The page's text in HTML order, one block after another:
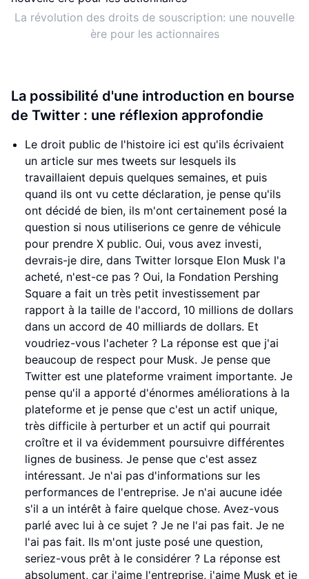
La révolution des droits de souscription: une nouvelle
ère pour les actionnaires
La possibilité d'une introduction en bourse
de Twitter : une réflexion approfondie
Le droit public de l'histoire ici est qu'ils écrivaient
un article sur mes tweets sur lesquels ils
travaillaient depuis quelques semaines, et puis
quand ils ont vu cette déclaration, je pense qu'ils
ont décidé de bien, ils m'ont certainement posé la
question si nous utiliserions ce genre de véhicule
pour prendre X public. Oui, vous avez investi,
devrais-je dire, dans Twitter lorsque Elon Musk l'a
acheté, n'est-ce pas ? Oui, la Fondation Pershing
Square a fait un très petit investissement par
rapport à la taille de l'accord, 10 millions de dollars
dans un accord de 40 milliards de dollars. Et
voudriez-vous l'acheter ? La réponse est que j'ai
beaucoup de respect pour Musk. Je pense que
Twitter est une plateforme vraiment importante. Je
pense qu'il a apporté d'énormes améliorations à la
plateforme et je pense que c'est un actif unique,
très difficile à perturber et un actif qui pourrait
croître et il va évidemment poursuivre différentes
lignes de business. Je pense que c'est assez
intéressant. Je n'ai pas d'informations sur les
performances de l'entreprise. Je n'ai aucune idée
s'il a un intérêt à faire quelque chose. Avez-vous
parlé avec lui à ce sujet ? Je ne l'ai pas fait. Je ne
l'ai pas fait. Ils m'ont juste posé une question,
seriez-vous prêt à le considérer ? La réponse est
absolument, car j'aime l'entreprise, j'aime Musk et je